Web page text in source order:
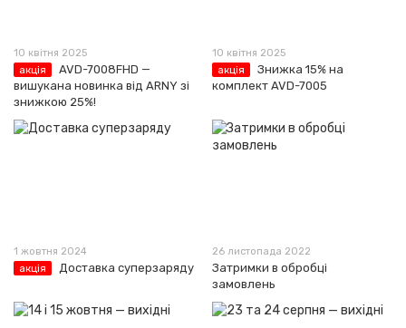
10 квітня 2025
акція
AVD-7008FHD —
вишукана новинка від ARNY зі
знижкою 25%!
10 квітня 2025
акція
Знижка 15% на
комплект AVD-7005
1 жовтня 2024
акція Доставка суперзаряду
26 листопада 2022
Затримки в обробці
замовлень